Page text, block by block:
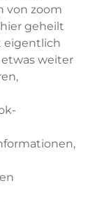
von zoom
geheilt
eigentlich
weiter